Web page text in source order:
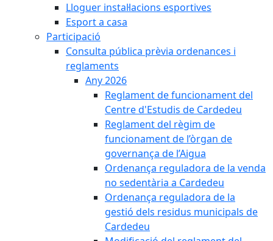
Lloguer instal·lacions esportives
Esport a casa
Participació
Consulta pública prèvia ordenances i
reglaments
Any 2026
Reglament de funcionament del
Centre d'Estudis de Cardedeu
Reglament del règim de
funcionament de l’òrgan de
governança de l’Aigua
Ordenança reguladora de la venda
no sedentària a Cardedeu
Ordenança reguladora de la
gestió dels residus municipals de
Cardedeu